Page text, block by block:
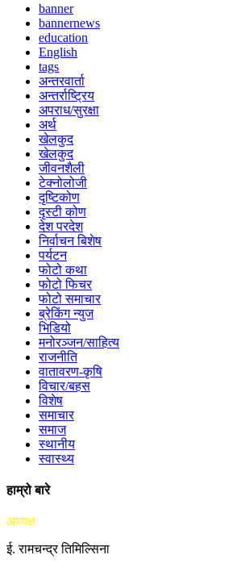
banner
bannernews
education
English
tags
अन्तरवार्ता
अन्तर्राष्ट्रिय
अपराध/सुरक्षा
अर्थ
खेलकुद
खेलकुद
जीवनशैली
टेक्नोलोजी
दृष्टिकोण
दृस्टी कोण
देश परदेश
निर्वाचन बिशेष
पर्यटन
फोटो कथा
फोटो फिचर
फोटो समाचार
ब्रेकिंग न्युज
भिडियो
मनोरञ्जन/साहित्य
राजनीति
वातावरण-कृषि
विचार/बहस
विशेष
समाचार
समाज
स्थानीय
स्वास्थ्य
हाम्रो बारे
अध्यक्ष
ई. रामचन्द्र तिमिल्सिना